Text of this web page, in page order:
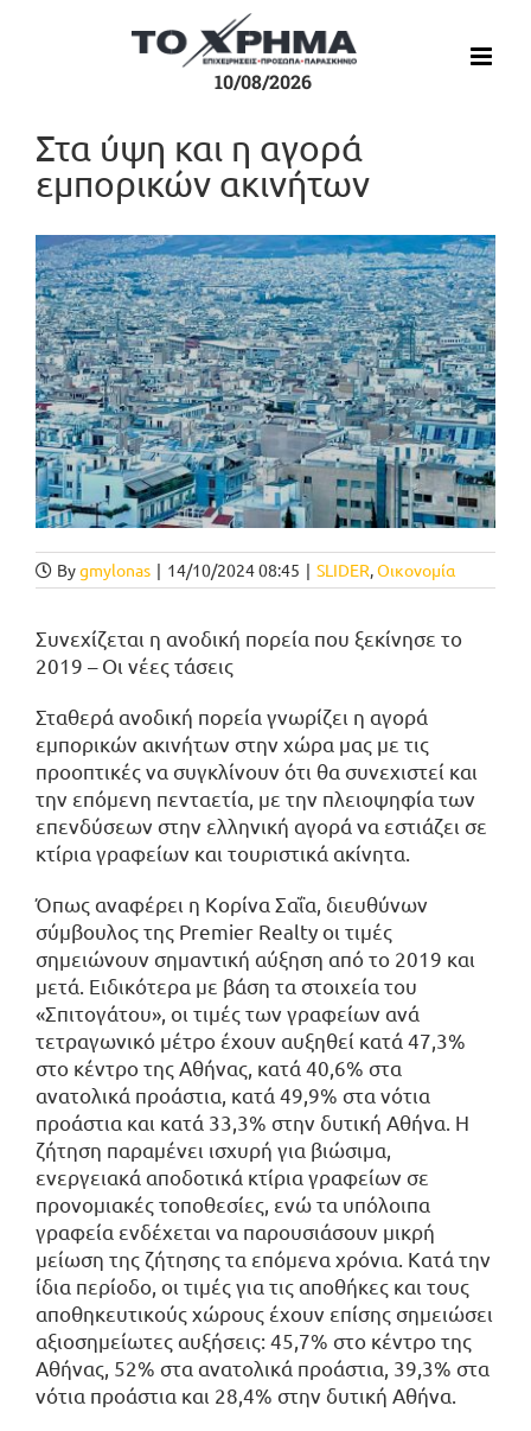
10/08/2026
Στα ύψη και η αγορά
εμπορικών ακινήτων
Προβολή
μεγαλύτερης
εικόνας
Bygmylonas | 14/10/2024 08:45 | SLIDER,Οικονομία
Συνεχίζεται η ανοδική πορεία που ξεκίνησε το
2019 – Οι νέες τάσεις
Σταθερά ανοδική πορεία γνωρίζει η αγορά
εμπορικών ακινήτων στην χώρα μας με τις
προοπτικές να συγκλίνουν ότι θα συνεχιστεί και
την επόμενη πενταετία, με την πλειοψηφία των
επενδύσεων στην ελληνική αγορά να εστιάζει σε
κτίρια γραφείων και τουριστικά ακίνητα.
Όπως αναφέρει η Κορίνα Σαΐα, διευθύνων
σύμβουλος της Premier Realty οι τιμές
σημειώνουν σημαντική αύξηση από το 2019 και
μετά. Ειδικότερα με βάση τα στοιχεία του
«Σπιτογάτου», οι τιμές των γραφείων ανά
τετραγωνικό μέτρο έχουν αυξηθεί κατά 47,3%
στο κέντρο της Αθήνας, κατά 40,6% στα
ανατολικά προάστια, κατά 49,9% στα νότια
προάστια και κατά 33,3% στην δυτική Αθήνα. Η
ζήτηση παραμένει ισχυρή για βιώσιμα,
ενεργειακά αποδοτικά κτίρια γραφείων σε
προνομιακές τοποθεσίες, ενώ τα υπόλοιπα
γραφεία ενδέχεται να παρουσιάσουν μικρή
μείωση της ζήτησης τα επόμενα χρόνια. Κατά την
ίδια περίοδο, οι τιμές για τις αποθήκες και τους
αποθηκευτικούς χώρους έχουν επίσης σημειώσει
αξιοσημείωτες αυξήσεις: 45,7% στο κέντρο της
Αθήνας, 52% στα ανατολικά προάστια, 39,3% στα
νότια προάστια και 28,4% στην δυτική Αθήνα.